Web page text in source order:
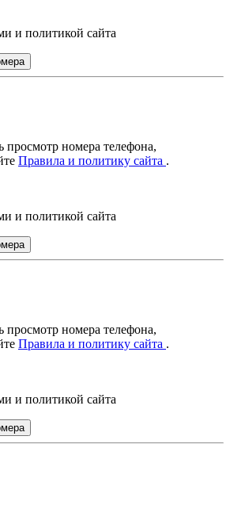
и политикой сайта
просмотр номера телефона,
Правила и политику сайта .
и политикой сайта
просмотр номера телефона,
Правила и политику сайта .
и политикой сайта